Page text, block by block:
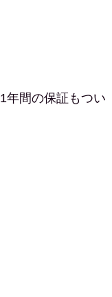
年間の保証もつい